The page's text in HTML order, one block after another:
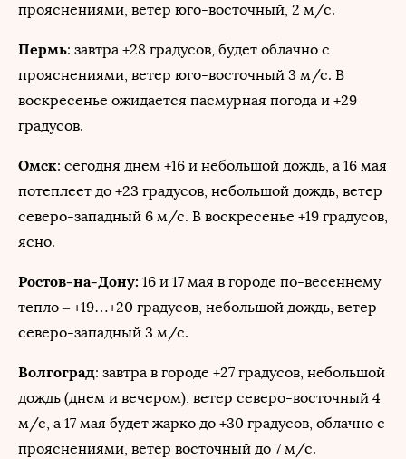
прояснениями, ветер юго-восточный, 2 м/с.
Пермь: завтра +28 градусов, будет облачно с
прояснениями, ветер юго-восточный 3 м/с. В
воскресенье ожидается пасмурная погода и +29
градусов.
Омск: сегодня днем +16 и небольшой дождь, а 16 мая
потеплеет до +23 градусов, небольшой дождь, ветер
северо-западный 6 м/с. В воскресенье +19 градусов,
ясно.
Ростов-на-Дону: 16 и 17 мая в городе по-весеннему
тепло – +19…+20 градусов, небольшой дождь, ветер
северо-западный 3 м/с.
Волгоград: завтра в городе +27 градусов, небольшой
дождь (днем и вечером), ветер северо-восточный 4
м/с, а 17 мая будет жарко до +30 градусов, облачно с
прояснениями, ветер восточный до 7 м/с.